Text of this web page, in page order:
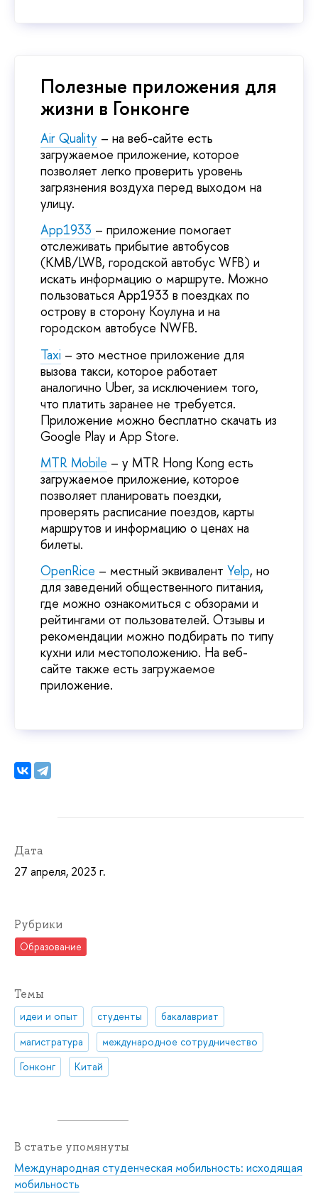
Полезные приложения для
жизни в Гонконге
Air Quality – на веб-сайте есть
загружаемое приложение, которое
позволяет легко проверить уровень
загрязнения воздуха перед выходом на
улицу.
App1933 – приложение помогает
отслеживать прибытие автобусов
(KMB/LWB, городской автобус WFB) и
искать информацию о маршруте. Можно
пользоваться App1933 в поездках по
острову в сторону Коулуна и на
городском автобусе NWFB.
Taxi – это местное приложение для
вызова такси, которое работает
аналогично Uber, за исключением того,
что платить заранее не требуется.
Приложение можно бесплатно скачать из
Google Play и App Store.
MTR Mobile – у MTR Hong Kong есть
загружаемое приложение, которое
позволяет планировать поездки,
проверять расписание поездов, карты
маршрутов и информацию о ценах на
билеты.
OpenRice – местный эквивалент Yelp, но
для заведений общественного питания,
где можно ознакомиться с обзорами и
рейтингами от пользователей. Отзывы и
рекомендации можно подбирать по типу
кухни или местоположению. На веб-
сайте также есть загружаемое
приложение.
Дата
27 апреля, 2023 г.
Рубрики
Образование
Темы
идеи и опыт студенты
бакалавриат
магистратура
международное сотрудничество
Гонконг
Китай
В статье упомянуты
Международная студенческая мобильность: исходящая
мобильность